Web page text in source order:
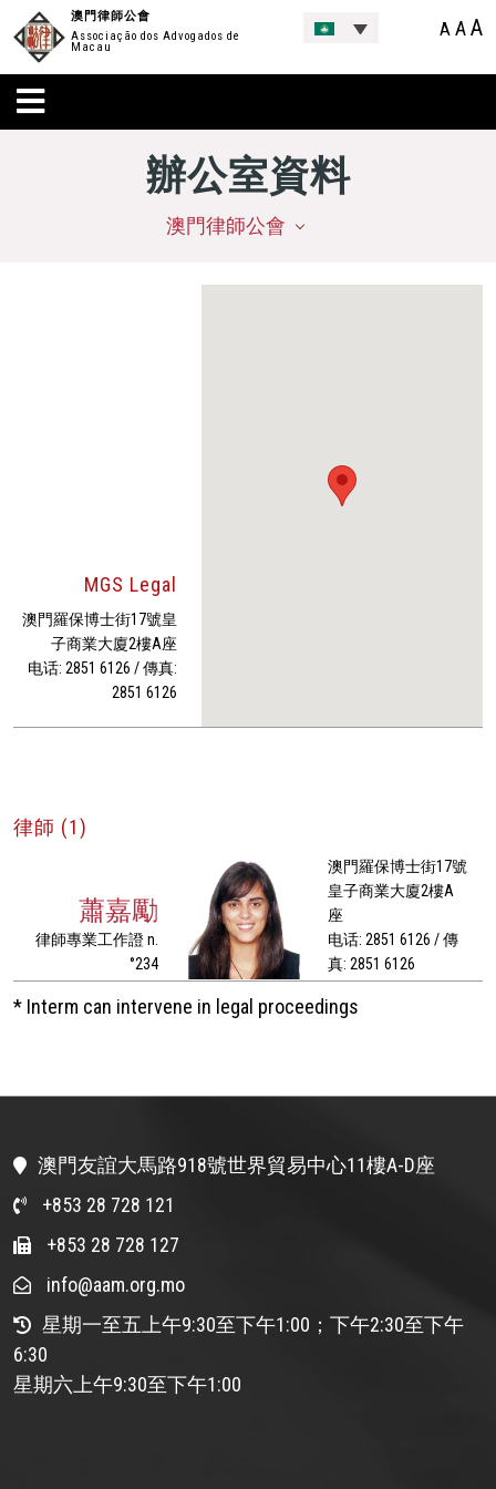
澳門律師公會
Associação dos Advogados de
Macau
A AA
辦公室資料
澳門律師公會
MGS Legal
澳門羅保博士街17號皇
子商業大廈2樓A座
电话: 2851 6126 / 傳真:
2851 6126
律師 (1)
蕭嘉勵
律師專業工作證 n.
°234
澳門羅保博士街17號
皇子商業大廈2樓A
座
电话: 2851 6126 / 傳
真: 2851 6126
* Interm can intervene in legal proceedings
澳門友誼大馬路918號世界貿易中心11樓A-D座
+853 28 728 121
+853 28 728 127
info@aam.org.mo
星期一至五上午9:30至下午1:00；下午2:30至下午
6:30
星期六上午9:30至下午1:00